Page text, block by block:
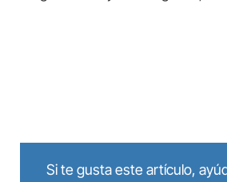
Si te gusta este artículo,